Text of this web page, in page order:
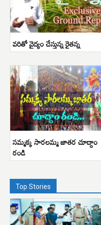
వరితో వైద్యం చేస్తున్న రైతన్న
సమ్మక్క సారలమ్మ జాతర చూద్దాం
రండి
Top Stories